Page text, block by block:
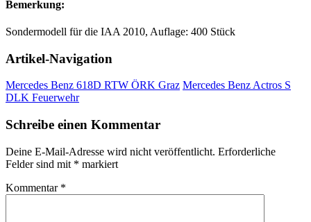
Bemerkung:
Sondermodell für die IAA 2010, Auflage: 400 Stück
Artikel-Navigation
Mercedes Benz 618D RTW ÖRK Graz Mercedes Benz Actros S
DLK Feuerwehr
Schreibe einen Kommentar
Deine E-Mail-Adresse wird nicht veröffentlicht. Erforderliche
Felder sind mit * markiert
Kommentar *